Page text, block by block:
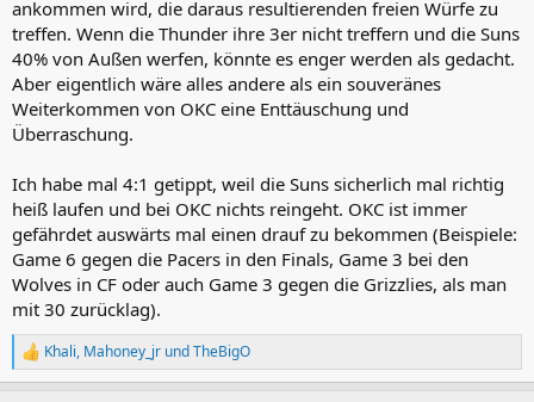
ankommen wird, die daraus resultierenden freien Würfe zu
treffen. Wenn die Thunder ihre 3er nicht treffern und die Suns
40% von Außen werfen, könnte es enger werden als gedacht.
Aber eigentlich wäre alles andere als ein souveränes
Weiterkommen von OKC eine Enttäuschung und
Überraschung.
Ich habe mal 4:1 getippt, weil die Suns sicherlich mal richtig
heiß laufen und bei OKC nichts reingeht. OKC ist immer
gefährdet auswärts mal einen drauf zu bekommen (Beispiele:
Game 6 gegen die Pacers in den Finals, Game 3 bei den
Wolves in CF oder auch Game 3 gegen die Grizzlies, als man
mit 30 zurücklag).
R
e
Khali, Mahoney_jr undTheBigO